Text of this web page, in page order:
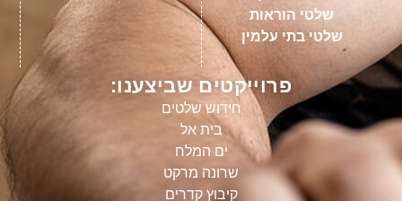
שלטי הוראות
שלטי בתי עלמין
פרוייקטים שביצענו:
חידוש שלטים
בית אל
ים המלח
שרונה מרקט
קיבוץ קדרים